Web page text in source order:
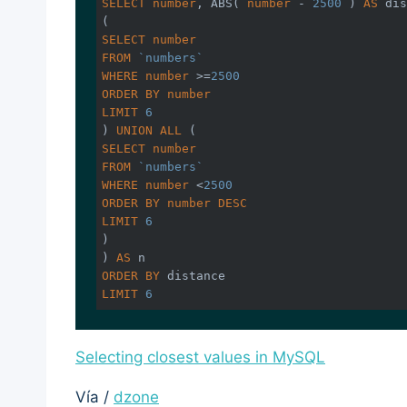
SELECT number, ABS ( number - 2500 ) AS
SELECT
number
FROM
`numbers`
WHERE
number >=2500
ORDER
BY
number
LIMIT
6
) UNION ALL
SELECT
number
FROM
`numbers`
WHERE
number <2500
ORDER
BY number
DESC
LIMIT
6
)
) AS
ORDER
BY
LIMIT
6
Selecting closest values in MySQL
Vía / dzone